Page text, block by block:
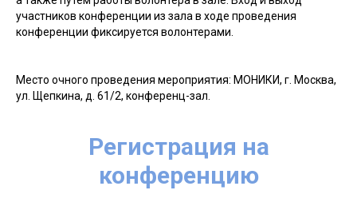
участников конференции из зала в ходе проведения
конференции фиксируется волонтерами.
Место очного проведения мероприятия: МОНИКИ, г. Москва,
ул. Щепкина, д. 61/2, конференц-зал.
Регистрация на
конференцию